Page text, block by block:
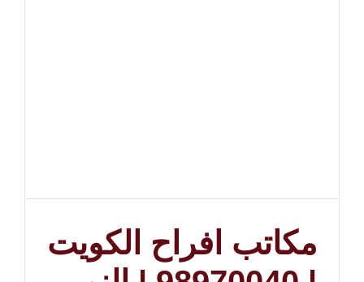
مكاتب افراح الكويت